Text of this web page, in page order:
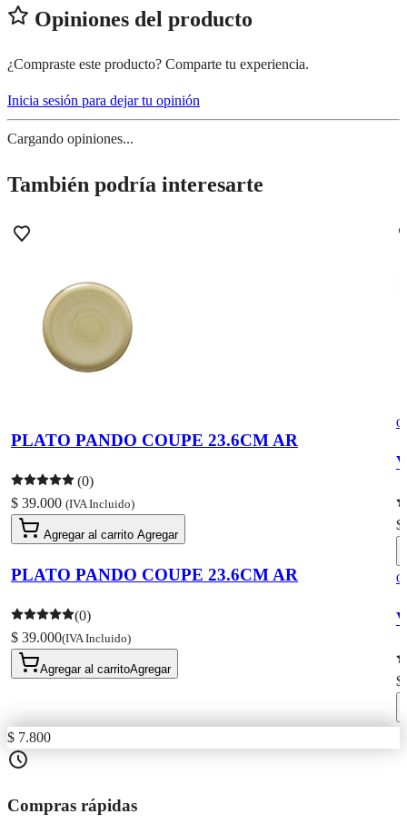
Opiniones del producto
¿Compraste este producto? Comparte tu experiencia.
Inicia sesión para dejar tu opinión
Cargando opiniones...
También podría interesarte
PLATO PANDO COUPE 23.6CM AR
(0)
$ 39.000 (IVA Incluido)
Agregar al carrito Agregar
PLATO PANDO COUPE 23.6CM AR
(0)
$ 39.000(IVA Incluido)
Agregar al carritoAgregar
$
$
$ 7.800
Compras rápidas